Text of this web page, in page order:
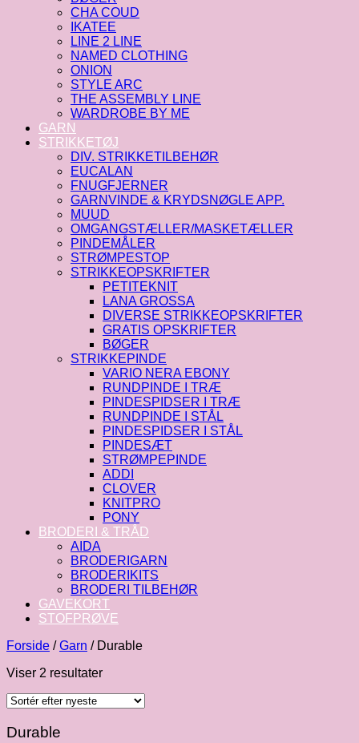
CHA COUD
IKATEE
LINE 2 LINE
NAMED CLOTHING
ONION
STYLE ARC
THE ASSEMBLY LINE
WARDROBE BY ME
GARN
STRIKKETØJ
DIV. STRIKKETILBEHØR
EUCALAN
FNUGFJERNER
GARNVINDE & KRYDSNØGLE APP.
MUUD
OMGANGSTÆLLER/MASKETÆLLER
PINDEMÅLER
STRØMPESTOP
STRIKKEOPSKRIFTER
PETITEKNIT
LANA GROSSA
DIVERSE STRIKKEOPSKRIFTER
GRATIS OPSKRIFTER
BØGER
STRIKKEPINDE
VARIO NERA EBONY
RUNDPINDE I TRÆ
PINDESPIDSER I TRÆ
RUNDPINDE I STÅL
PINDESPIDSER I STÅL
PINDESÆT
STRØMPEPINDE
ADDI
CLOVER
KNITPRO
PONY
BRODERI & TRÅD
AIDA
BRODERIGARN
BRODERIKITS
BRODERI TILBEHØR
GAVEKORT
STOFPRØVE
Forside / Garn /Durable
Viser 2 resultaterSorteret
seneste
Durable